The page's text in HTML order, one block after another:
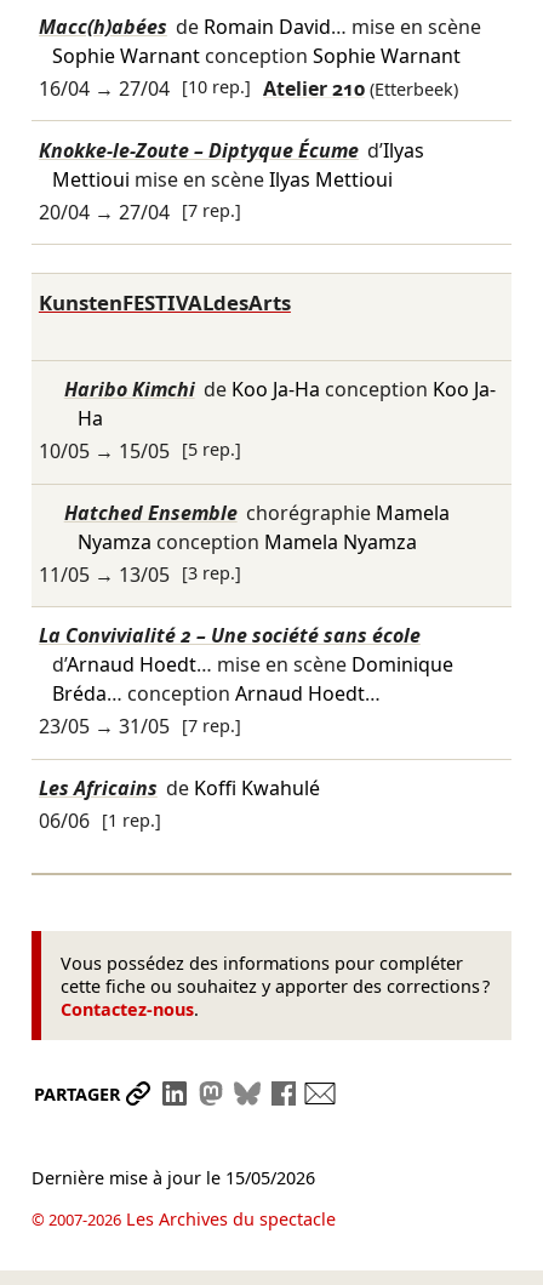
Macc(h)abées de Romain David… mise en scène
Sophie Warnantconception Sophie Warnant
16/04→ 27/04 [10 rep.] Atelier 210 (Etterbeek)
Knokke-le-Zoute – Diptyque Écume d’Ilyas
Mettioui mise en scèneIlyas Mettioui
20/04→ 27/04 [7 rep.]
KunstenFESTIVALdesArts
Haribo Kimchi de Koo Ja-Ha conception Koo Ja-
Ha
10/05→ 15/05 [5 rep.]
Hatched Ensemble chorégraphie Mamela
Nyamza conception Mamela Nyamza
11/05→ 13/05 [3 rep.]
La Convivialité 2 – Une société sans école
d’Arnaud Hoedt… mise en scène Dominique
Bréda… conception Arnaud Hoedt…
23/05→ 31/05 [7 rep.]
Les Africains de Koffi Kwahulé
06/06 [1 rep.]
Vous possédez des informations pour compléter
cette fiche ou souhaitez y apporter des corrections ?
Contactez-nous.
PARTAGER Partager le lien
Partager sur LinkedIn
Partager sur Mastodon
Partager sur Bluesky
Partager sur Facebook
Dernière mise à jour le 15/05/2026
© 2007-2026Les Archives du spectacle